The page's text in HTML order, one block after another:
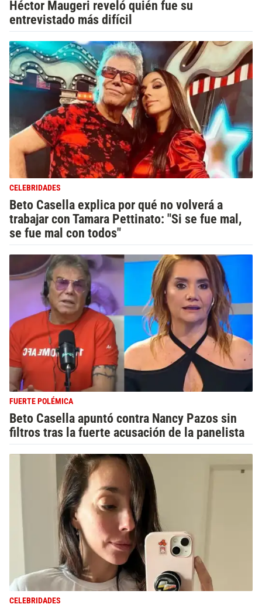
Héctor Maugeri reveló quién fue su
entrevistado más difícil
CELEBRIDADES
Beto Casella explica por qué no volverá a
trabajar con Tamara Pettinato: "Si se fue mal,
se fue mal con todos"
FUERTE POLÉMICA
Beto Casella apuntó contra Nancy Pazos sin
filtros tras la fuerte acusación de la panelista
CELEBRIDADES